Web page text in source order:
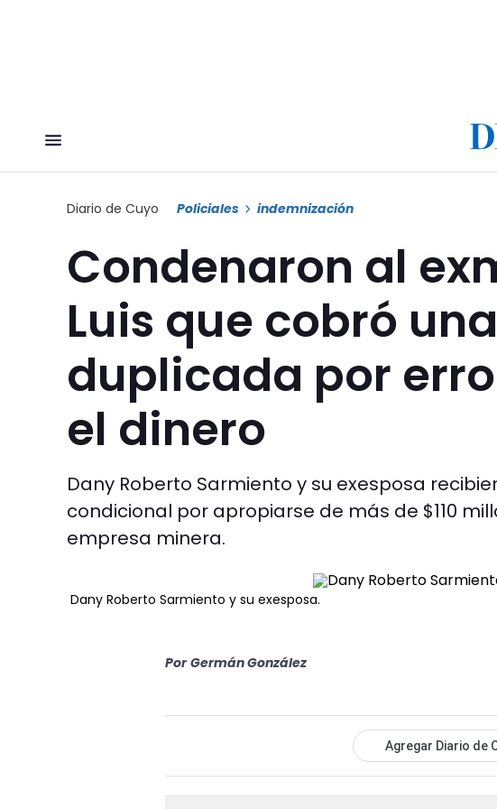
Diario de Cuyo Policiales indemnización
Condenaron al
Luis que cobró
duplicada por
el dinero
Dany Roberto Sarmiento y su exesposa
condicional por apropiarse de más de $110
empresa minera.
Dany Roberto Sarmiento y su exesposa.
Por Germán González
Agregar Diario de